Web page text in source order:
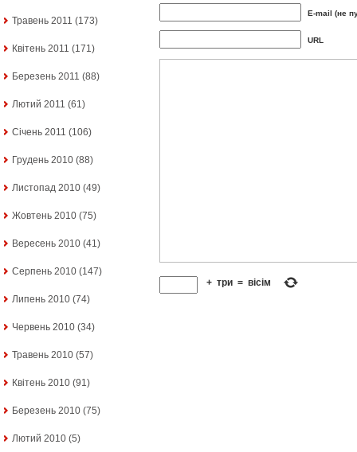
Травень 2011 (173)
Квітень 2011 (171)
Березень 2011 (88)
Лютий 2011 (61)
Січень 2011 (106)
Грудень 2010 (88)
Листопад 2010 (49)
Жовтень 2010 (75)
Вересень 2010 (41)
Серпень 2010 (147)
Липень 2010 (74)
Червень 2010 (34)
Травень 2010 (57)
Квітень 2010 (91)
Березень 2010 (75)
Лютий 2010 (5)
E-mail (не
URL
+ три = вісім